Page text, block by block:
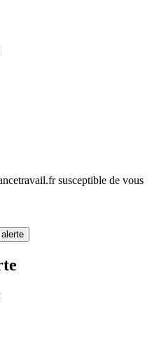
susceptible de vous